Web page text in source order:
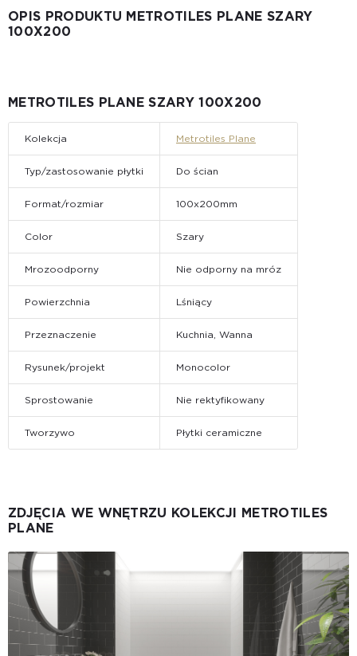
OPIS PRODUKTU METROTILES PLANE SZARY
100X200
METROTILES PLANE SZARY 100X200
Kolekcja Metrotiles Plane
Typ/zastosowanie płytki Do ścian
Format/rozmiar 100x200mm
Color Szary
Mrozoodporny Nie odporny na mróz
Powierzchnia Lśniący
Przeznaczenie Kuchnia, Wanna
Rysunek/projekt Monocolor
Sprostowanie Nie rektyfikowany
Tworzywo Płytki ceramiczne
ZDJĘCIA WE WNĘTRZU KOLEKCJI METROTILES
PLANE